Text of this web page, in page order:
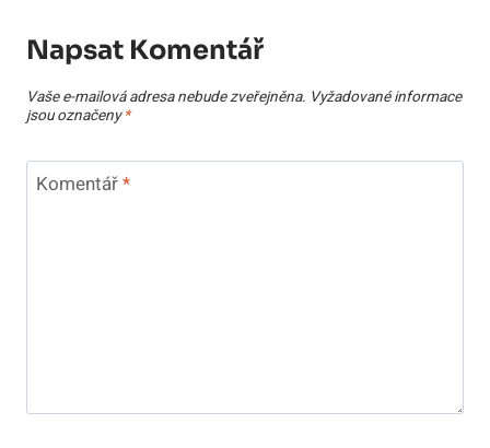
Napsat Komentář
Vaše e-mailová adresa nebude zveřejněna. Vyžadované informace
jsou označeny*
Komentář*